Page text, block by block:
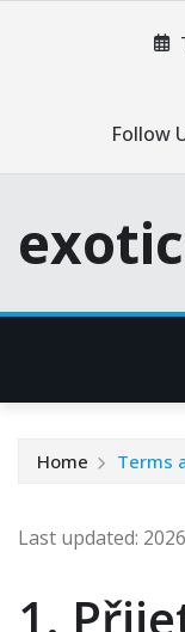
Follow
Home Terms
Last updated:
1.